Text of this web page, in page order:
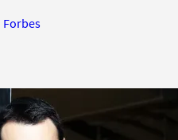
Forbes